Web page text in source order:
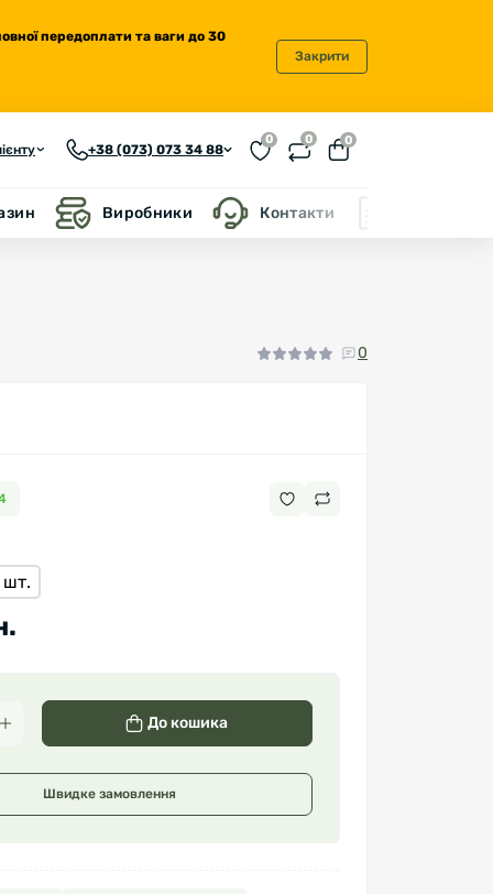
передоплати та ваги до 30
Закрити
+38 (073) 073 34 88
0 0 0
Виробники Контакти
0
шт.
До кошика
Швидке замовлення